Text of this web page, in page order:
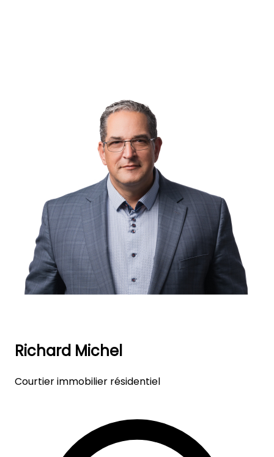
Richard Michel
Courtier immobilier résidentiel